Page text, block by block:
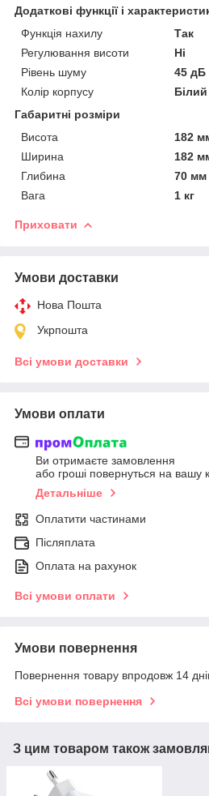
Додаткові функції і
Функція нахилу
Так
Регулювання висоти
Ні
Рівень шуму
45 дБ
Колір корпусу
Білий
Габаритні розміри
Висота
182
Ширина
182
Глибина
70 мм
Вага
1 кг
Приховати
Умови доставки
Нова Пошта
Укрпошта
Всі умови доставки
Умови оплати
Ви отримаєте замовлення
або гроші повернуться на вашу
Детальніше
Оплатити частинами
Післяплата
Оплата на рахунок
Всі умови оплати
Умови повернення
Повернення товару впродовж 14
Всі умови повернення
З цим товаром також